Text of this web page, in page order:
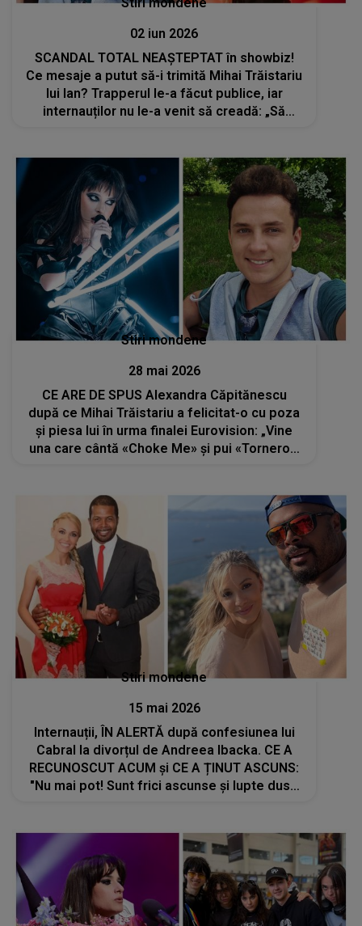
02 iun 2026
SCANDAL TOTAL NEAȘTEPTAT în showbiz!
Ce mesaje a putut să-i trimită Mihai Trăistariu
lui Ian? Trapperul le-a făcut publice, iar
internauților nu le-a venit să creadă: „Să
Stiri mondene
28 mai 2026
CE ARE DE SPUS Alexandra Căpitănescu
după ce Mihai Trăistariu a felicitat-o cu poza
și piesa lui în urma finalei Eurovision: „Vine
una care cântă «Choke Me» și pui «Tornero».
Stiri mondene
15 mai 2026
Internauții, ÎN ALERTĂ după confesiunea lui
Cabral la divorțul de Andreea Ibacka. CE A
RECUNOSCUT ACUM și CE A ȚINUT ASCUNS:
"Nu mai pot! Sunt frici ascunse și lupte duse